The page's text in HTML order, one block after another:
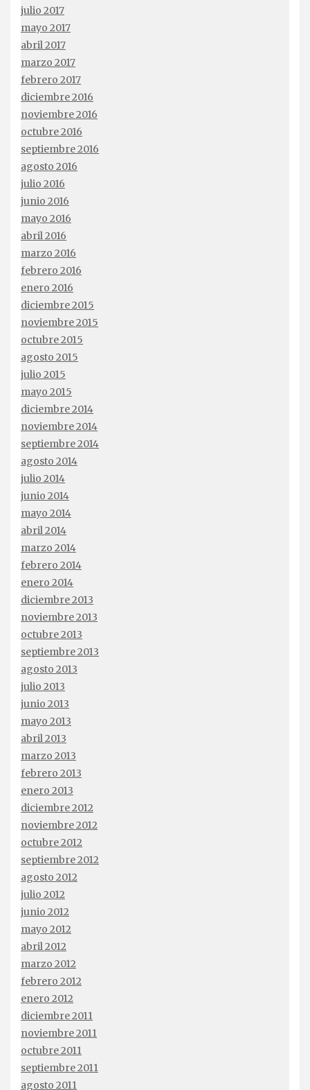
julio 2017
mayo 2017
abril 2017
marzo 2017
febrero 2017
diciembre 2016
noviembre 2016
octubre 2016
septiembre 2016
agosto 2016
julio 2016
junio 2016
mayo 2016
abril 2016
marzo 2016
febrero 2016
enero 2016
diciembre 2015
noviembre 2015
octubre 2015
agosto 2015
julio 2015
mayo 2015
diciembre 2014
noviembre 2014
septiembre 2014
agosto 2014
julio 2014
junio 2014
mayo 2014
abril 2014
marzo 2014
febrero 2014
enero 2014
diciembre 2013
noviembre 2013
octubre 2013
septiembre 2013
agosto 2013
julio 2013
junio 2013
mayo 2013
abril 2013
marzo 2013
febrero 2013
enero 2013
diciembre 2012
noviembre 2012
octubre 2012
septiembre 2012
agosto 2012
julio 2012
junio 2012
mayo 2012
abril 2012
marzo 2012
febrero 2012
enero 2012
diciembre 2011
noviembre 2011
octubre 2011
septiembre 2011
agosto 2011